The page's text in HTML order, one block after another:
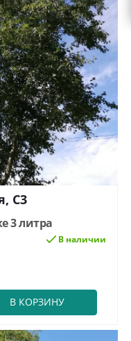
С3
3 литра
В наличии
В КОРЗИНУ